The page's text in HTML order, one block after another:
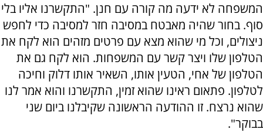
המשפחה לא ידעה מה קורה עם חנן. "התקשרנו אליו בלי
סוף. בחור שהיה מאבטח במסיבה חזר למסיבה כדי לחפש
ניצולים, וכל מי שהוא מצא עם פרטים מזהים הוא לקח את
הטלפון שלו ויצר קשר עם המשפחות. הוא לקח גם את
הטלפון של אחי, הטעין אותו, השאיר אותו דלוק וחיכה
לטלפון. פתאום ראינו שהוא זמין, התקשרנו והוא אמר לנו
שהוא נרצח. זו ההודעה הראשונה שקיבלנו ביום שני
בבוקר".